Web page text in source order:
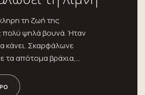
τη ζωή της
ψηλά βουνά. Ήταν
κάνει. Σκαρφάλωνε
τα απότομα βράχια,...